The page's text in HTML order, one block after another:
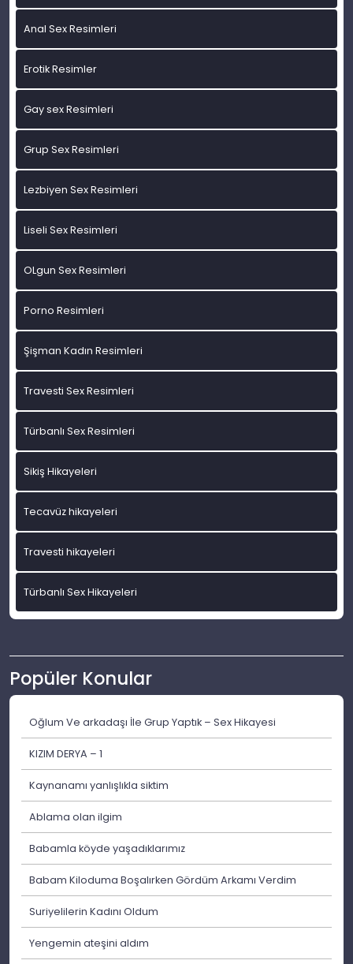
Anal Sex Resimleri
Erotik Resimler
Gay sex Resimleri
Grup Sex Resimleri
Lezbiyen Sex Resimleri
Liseli Sex Resimleri
OLgun Sex Resimleri
Porno Resimleri
Şişman Kadın Resimleri
Travesti Sex Resimleri
Türbanlı Sex Resimleri
Sikiş Hikayeleri
Tecavüz hikayeleri
Travesti hikayeleri
Türbanlı Sex Hikayeleri
Popüler Konular
Oğlum Ve arkadaşı İle Grup Yaptık – Sex Hikayesi
KIZIM DERYA – 1
Kaynanamı yanlışlıkla siktim
Ablama olan ilgim
Babamla köyde yaşadıklarımız
Babam Kiloduma Boşalırken Gördüm Arkamı Verdim
Suriyelilerin Kadını Oldum
Yengemin ateşini aldım